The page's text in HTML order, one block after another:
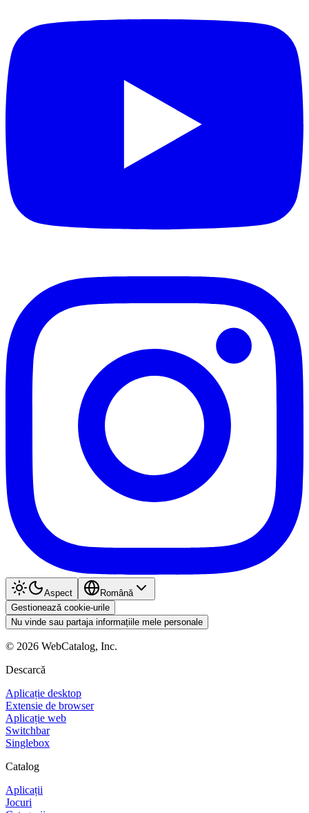
Aspect
Română
Gestionează cookie-urile
Nu vinde sau partaja informațiile mele personale
© 2026 WebCatalog, Inc.
Descarcă
Aplicație desktop
Extensie de browser
Aplicație web
Switchbar
Singlebox
Catalog
Aplicații
Jocuri